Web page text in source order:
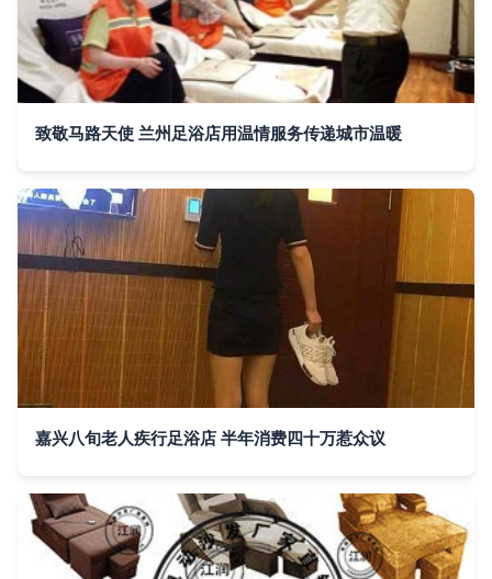
致敬马路天使 兰州足浴店用温情服务传递城市温暖
嘉兴八旬老人疾行足浴店 半年消费四十万惹众议